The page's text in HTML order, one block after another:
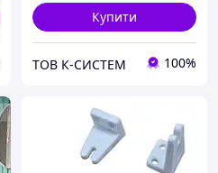
Купити
ТОВ К-СИСТЕМ 100%